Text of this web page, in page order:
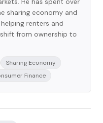
sharing economy and
renters and
from ownership to
Sharing Economy
Finance